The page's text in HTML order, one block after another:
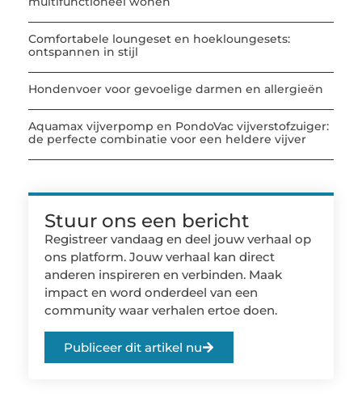
Comfortabele loungeset en hoekloungesets:
ontspannen in stijl
Hondenvoer voor gevoelige darmen en allergieën
Aquamax vijverpomp en PondoVac vijverstofzuiger:
de perfecte combinatie voor een heldere vijver
Stuur ons een bericht
Registreer vandaag en deel jouw verhaal op
ons platform. Jouw verhaal kan direct
anderen inspireren en verbinden. Maak
impact en word onderdeel van een
community waar verhalen ertoe doen.
Publiceer dit artikel nu